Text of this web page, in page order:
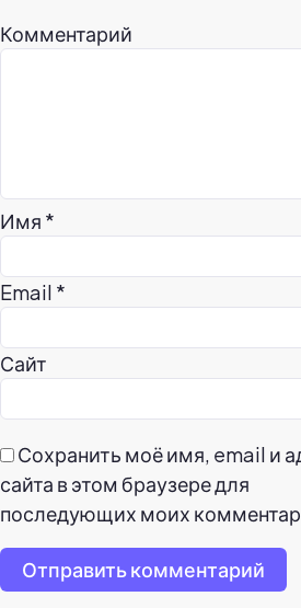
Комментарий
Имя *
Email *
Сайт
Сохранить моё имя, email и
сайта в этом браузере для
последующих моих
Отправить комментарий